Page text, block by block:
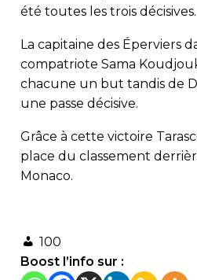
été toutes les trois décisives.
La capitaine des Éperviers
compatriote Sama
chacune un but tandis de
une passe décisive.
Grâce à cette victoire
place du classement
Monaco.
100
Boost l’info sur :